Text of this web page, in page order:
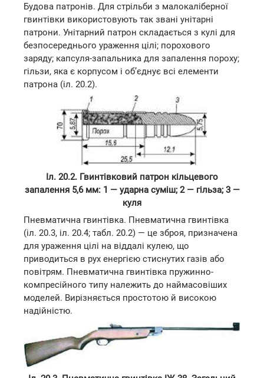
Будова патронів. Для стрільби з малокаліберної
гвинтівки використовують так звані унітарні
патрони. Унітарний патрон складається з кулі для
безпосереднього ураження цілі; порохового
заряду; капсуля-запальника для запалення пороху;
гільзи, яка є корпусом і об’єднує всі елементи
патрона (іл. 20.2).
Іл. 20.2. Гвинтівковий патрон кільцевого
запалення 5,6 мм: 1 — ударна суміш; 2 — гільза; 3 —
куля
Пневматична гвинтівка. Пневматична гвинтівка
(іл. 20.3, іл. 20.4; табл. 20.2) — це зброя, призначена
для ураження цілі на віддалі кулею, що
приводиться в рух енергією стиснутих газів або
повітрям. Пневматична гвинтівка пружинно-
компресійного типу належить до наймасовіших
моделей. Вирізняється простотою й високою
надійністю.